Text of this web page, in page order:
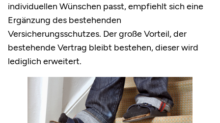
individuellen Wünschen passt, empfiehlt sich eine
Ergänzung des bestehenden
Versicherungsschutzes. Der große Vorteil, der
bestehende Vertrag bleibt bestehen, dieser wird
lediglich erweitert.